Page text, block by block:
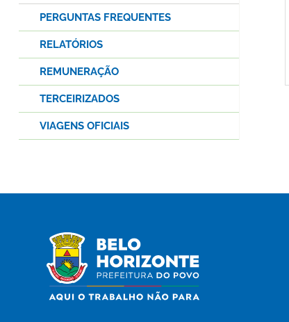
PERGUNTAS FREQUENTES
RELATÓRIOS
REMUNERAÇÃO
TERCEIRIZADOS
VIAGENS OFICIAIS